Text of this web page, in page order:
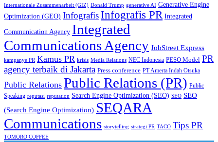
Internationale Zusammenarbeit (GIZ) Donald Trump generative AI Generative Engine
Optimization (GEO) InfografisInfografis PR Integrated
Communication Agency Integrated
Communications Agency JobStreet Express
kampanye PR Kamus PR krisis Media Relations NEC Indonesia PESO Model PR
agency terbaik di Jakarta Press conference PT Amerta Indah Otsuka
Public Relations Public Relations (PR) Public
Speaking reputasi reputation Search Engine Optimization (SEO) SEO SEO
(Search Engine Optimization) SEQARA
Communications storytelling strategi PR TACO Tips PR
TOMORO COFFEE